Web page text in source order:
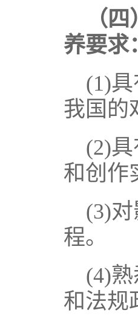
（
养要求
(1)
我国的
(2)
和创作
(3)
程。
(4)
和法规